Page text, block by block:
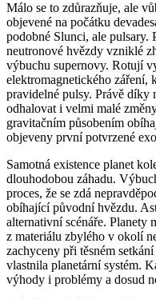
Málo se to zdůrazňuje, ale
objevené na počátku
podobné Slunci, ale pulsary.
neutronové hvězdy vzniklé
výbuchu supernovy. Rotují
elektromagnetického záření,
pravidelné pulsy. Právě díky
odhalovat i velmi malé
gravitačním působením
objeveny první potvrzené
Samotná existence planet
dlouhodobou záhadu.
proces, že se zdá
obíhající původní hvězdu.
alternativní scénáře. Planety
z materiálu zbylého v okolí
zachyceny při těsném
vlastnila planetární systém.
výhody i problémy a dosud